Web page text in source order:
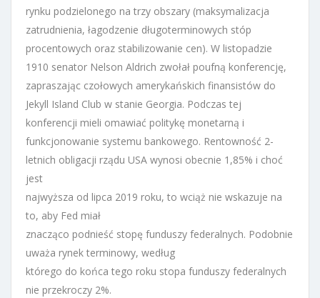
rynku podzielonego na trzy obszary (maksymalizacja
zatrudnienia, łagodzenie długoterminowych stóp
procentowych oraz stabilizowanie cen). W listopadzie
1910 senator Nelson Aldrich zwołał poufną konferencję,
zapraszając czołowych amerykańskich finansistów do
Jekyll Island Club w stanie Georgia. Podczas tej
konferencji mieli omawiać politykę monetarną i
funkcjonowanie systemu bankowego. Rentowność 2-
letnich obligacji rządu USA wynosi obecnie 1,85% i choć
jest
najwyższa od lipca 2019 roku, to wciąż nie wskazuje na
to, aby Fed miał
znacząco podnieść stopę funduszy federalnych. Podobnie
uważa rynek terminowy, według
którego do końca tego roku stopa funduszy federalnych
nie przekroczy 2%.